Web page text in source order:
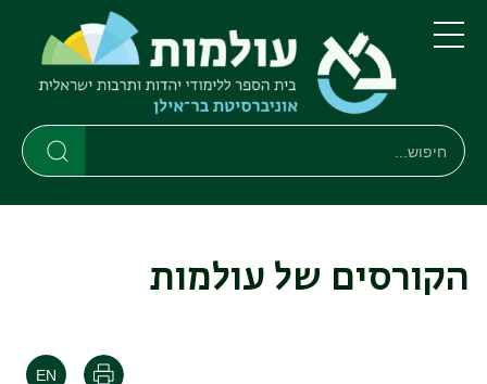
לתוכן
העיקרי
לתפריט
ניווט
ראשי
תפריט
חיפוש
חיפוש
הקורסים של עולמות